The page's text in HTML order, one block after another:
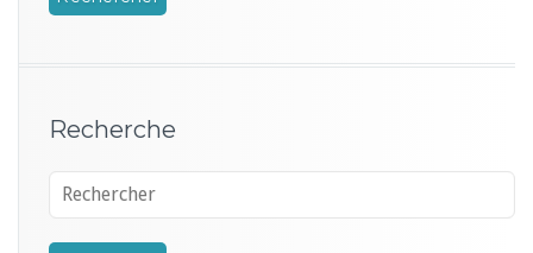
Recherche